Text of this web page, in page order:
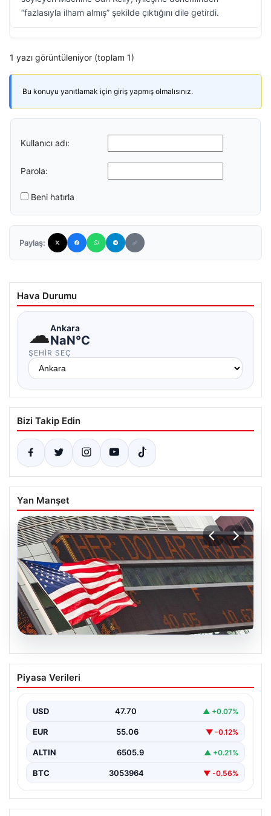
“fazlasıyla ilham almış” şekilde çıktığını dile getirdi.
1 yazı görüntüleniyor (toplam 1)
Bu konuyu yanıtlamak için giriş yapmış olmalısınız.
Kullanıcı adı:
Parola:
Beni hatırla
Paylaş:
Hava Durumu
☁Ankara
NaN°C
ŞEHIR SEÇ
Bizi Takip Edin
Yan Manşet
05.08.2026
FED faiz kararı ne zaman açıklanacak?
Nisan ayı faiz beklentisi belli oldu
Piyasa Verileri
USD 47.70 ▲ +0.07%
EUR 55.06 ▼ -0.12%
ALTIN 6505.9 ▲ +0.21%
BTC 3053964 ▼ -0.56%